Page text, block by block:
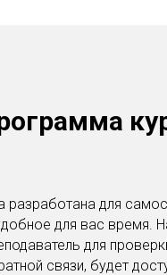
разработана для
для вас время.
для
связи, будет